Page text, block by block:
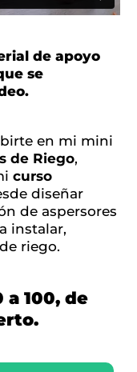
de apoyo
se
en mi mini
de Riego,
curso
diseñar
de aspersores
instalar,
riego.
a 100, de